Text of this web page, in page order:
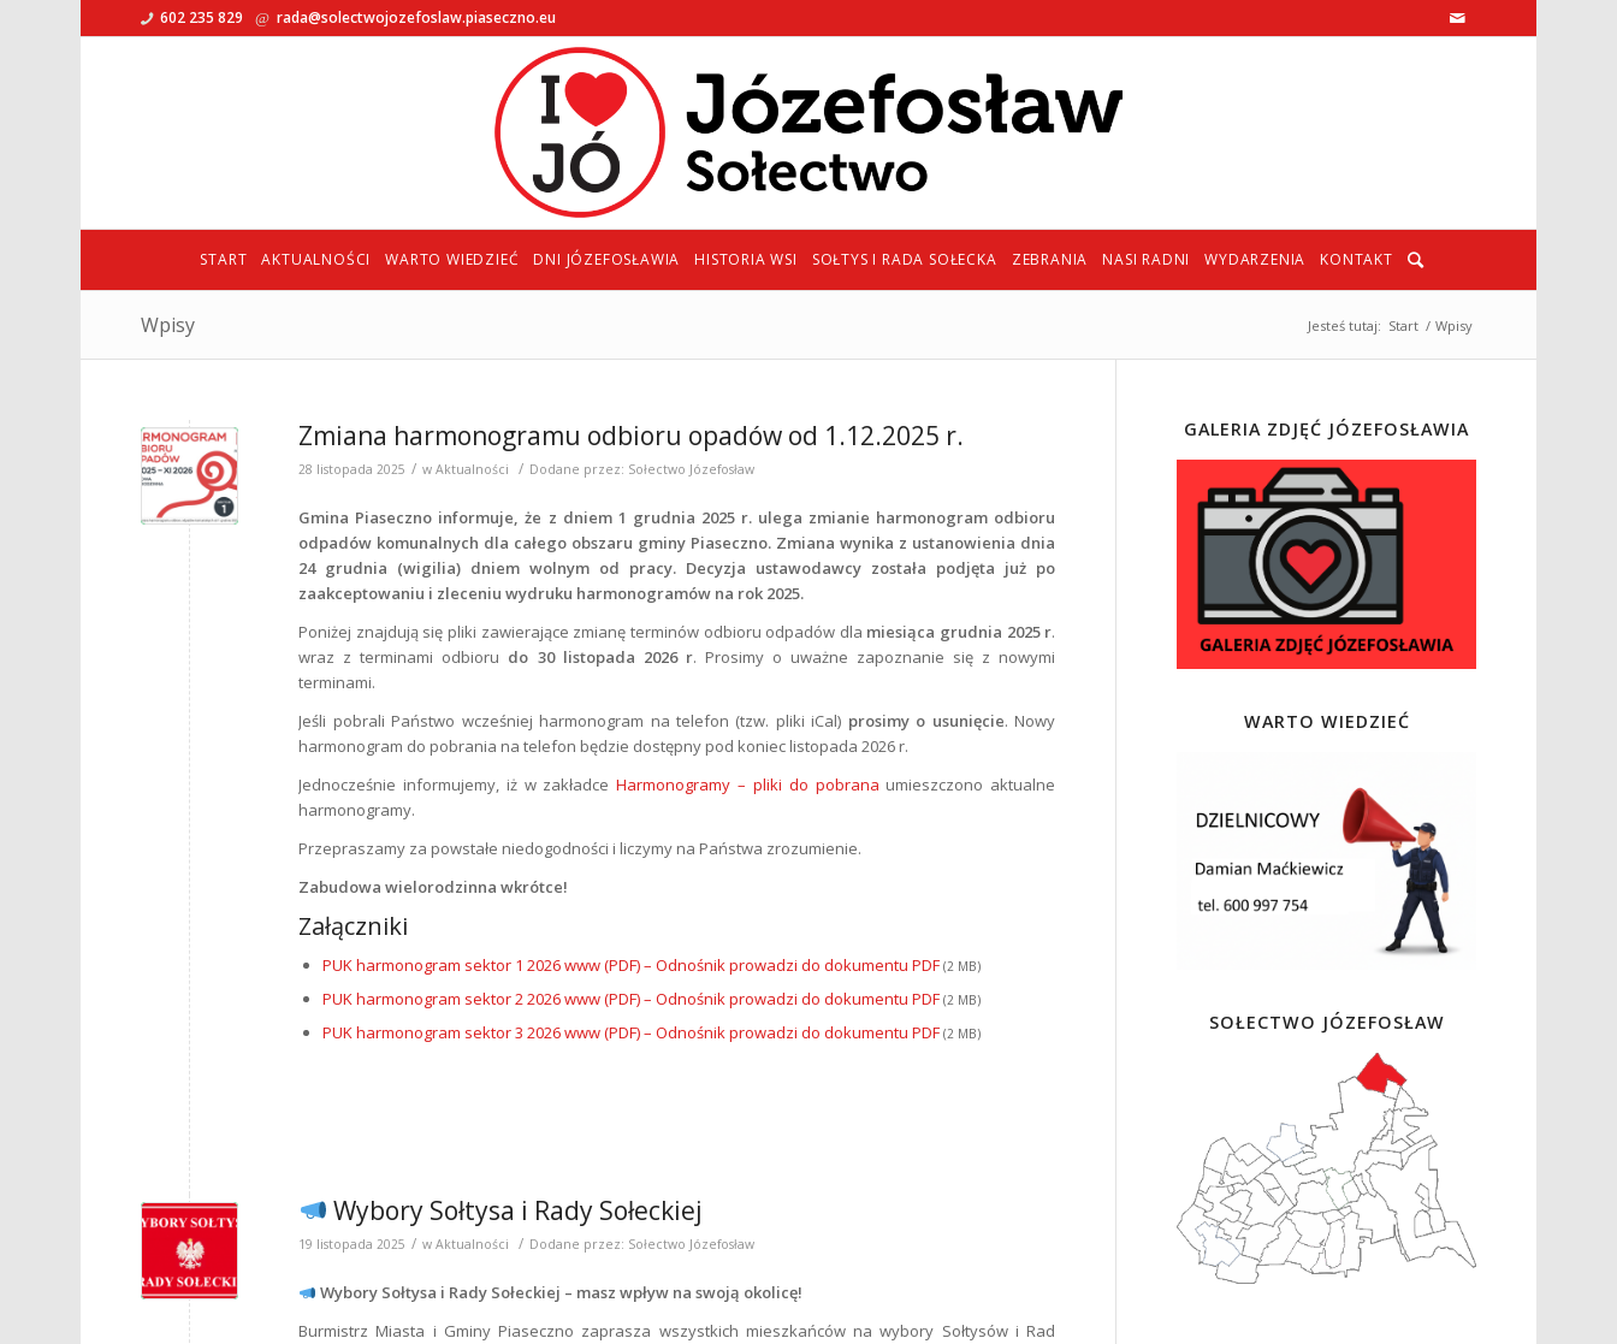
602 235 829 rada@solectwojozefoslaw.piaseczno.eu
START AKTUALNOŚCI WARTO WIEDZIEĆ DNI JÓZEFOSŁAWIA HISTORIA WSI SOŁTYS I RADA SOŁECKA ZEBRANIA NASI RADNI WYDARZENIA KONTAKT
Wpisy Jesteś tutaj: Start / Wpisy
Zmiana harmonogramu odbioru opadów od 1.12.2025 r.
28 listopada 2025 / wAktualności / Dodane przez: Sołectwo Józefosław
Gmina Piaseczno informuje, że z dniem 1 grudnia 2025 r. ulega zmianie harmonogram odbioru
odpadów komunalnych dla całego obszaru gminy Piaseczno. Zmiana wynika z ustanowienia dnia
24 grudnia (wigilia) dniem wolnym od pracy. Decyzja ustawodawcy została podjęta już po
zaakceptowaniu i zleceniu wydruku harmonogramów na rok 2025.
Poniżej znajdują się pliki zawierające zmianę terminów odbioru odpadów dla miesiąca grudnia 2025 r.
wraz z terminami odbioru do 30 listopada 2026 r. Prosimy o uważne zapoznanie się z nowymi
terminami.
Jeśli pobrali Państwo wcześniej harmonogram na telefon (tzw. pliki iCal) prosimy o usunięcie. Nowy
harmonogram do pobrania na telefon będzie dostępny pod koniec listopada 2026 r.
Jednocześnie informujemy, iż w zakładceHarmonogramy – pliki do pobrana umieszczono aktualne
harmonogramy.
Przepraszamy za powstałe niedogodności i liczymy na Państwa zrozumienie.
Zabudowa wielorodzinna wkrótce!
Załączniki
PUK harmonogram sektor 1 2026 www (PDF)– Odnośnik prowadzi do dokumentu PDF (2 MB)
PUK harmonogram sektor 2 2026 www (PDF)– Odnośnik prowadzi do dokumentu PDF (2 MB)
PUK harmonogram sektor 3 2026 www (PDF)– Odnośnik prowadzi do dokumentu PDF (2 MB)
Wybory Sołtysa i Rady Sołeckiej
19 listopada 2025 / wAktualności / Dodane przez: Sołectwo Józefosław
Wybory Sołtysa i Rady Sołeckiej – masz wpływ na swoją okolicę!
Burmistrz Miasta i Gminy Piaseczno zaprasza wszystkich mieszkańców na wybory Sołtysów i Rad
GALERIA ZDJĘĆ JÓZEFOSŁAWIA
WARTO WIEDZIEĆ
SOŁECTWO JÓZEFOSŁAW